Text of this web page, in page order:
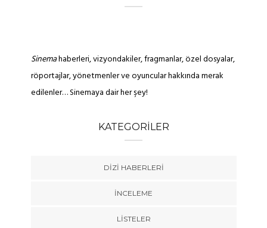
Sinemahaberleri, vizyondakiler, fragmanlar, özel dosyalar,
röportajlar, yönetmenler ve oyuncular hakkında merak
edilenler… Sinemaya dair her şey!
KATEGORILER
DIZI HABERLERI
İNCELEME
LISTELER